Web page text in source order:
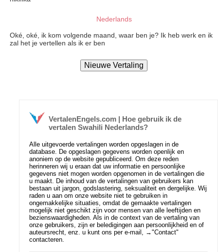
Nederlands
Oké, oké, ik kom volgende maand, waar ben je? Ik heb werk en ik
zal het je vertellen als ik er ben
VertalenEngels.com | Hoe gebruik ik de
vertalen Swahili Nederlands?
Alle uitgevoerde vertalingen worden opgeslagen in de
database. De opgeslagen gegevens worden openlijk en
anoniem op de website gepubliceerd. Om deze reden
herinneren wij u eraan dat uw informatie en persoonlijke
gegevens niet mogen worden opgenomen in de vertalingen die
u maakt. De inhoud van de vertalingen van gebruikers kan
bestaan uit jargon, godslastering, seksualiteit en dergelijke. Wij
raden u aan om onze website niet te gebruiken in
ongemakkelijke situaties, omdat de gemaakte vertalingen
mogelijk niet geschikt zijn voor mensen van alle leeftijden en
bezienswaardigheden. Als in de context van de vertaling van
onze gebruikers, zijn er beledigingen aan persoonlijkheid en of
auteursrecht, enz. u kunt ons per e-mail, →"Contact"
contacteren.